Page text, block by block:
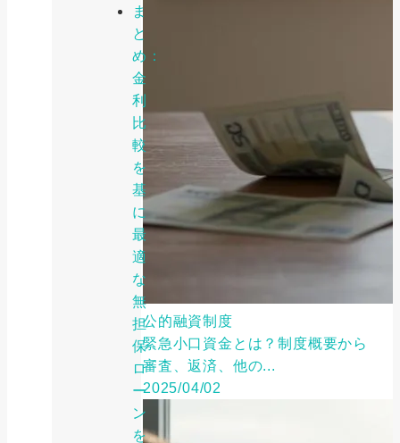
ま
と
め：
金
利
比
較
を
基
に
最
適
な
無
担
保
ロ
ー
ン
を
公的融資制度
緊急小口資金とは？制度概要から
審査、返済、他の...
2025/04/02